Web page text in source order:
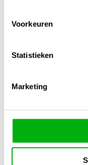
Voorkeuren
Statistieken
Marketing
Gerelateerde